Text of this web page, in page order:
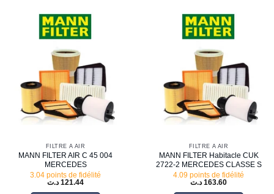
FILTRE À AIR
MANN FILTER AIR C 45 004
MERCEDES
3.04 points de fidélité
121.44 د.ت
FILTRE À AIR
MANN FILTER Habitacle CUK
2722-2 MERCEDES CLASSE S
4.09 points de fidélité
163.60 د.ت